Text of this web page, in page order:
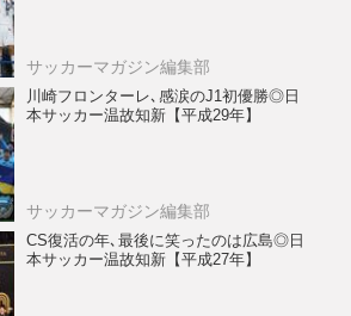
サッカーマガジン編集部
川崎フロンターレ､感涙のJ1初優勝◎日
本サッカー温故知新【平成29年】
サッカーマガジン編集部
CS復活の年､最後に笑ったのは広島◎日
本サッカー温故知新【平成27年】